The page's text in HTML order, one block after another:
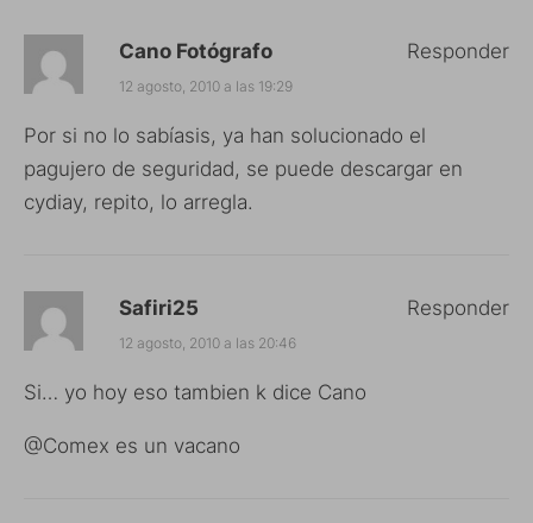
Cano Fotógrafo
12 agosto, 2010 a las 19:29
Por si no lo sabíasis, ya han solucionado el
pagujero de seguridad, se puede descargar en
cydiay, repito, lo arregla.
Responder
Safiri25
12 agosto, 2010 a las 20:46
Si… yo hoy eso tambien k dice Cano
@Comex es un vacano
Responder